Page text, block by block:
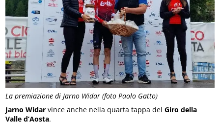
La premiazione di Jarno Widar (foto Paolo Gatto)
Jarno Widar vince anche nella quarta tappa delGiro della
Valle d’Aosta.